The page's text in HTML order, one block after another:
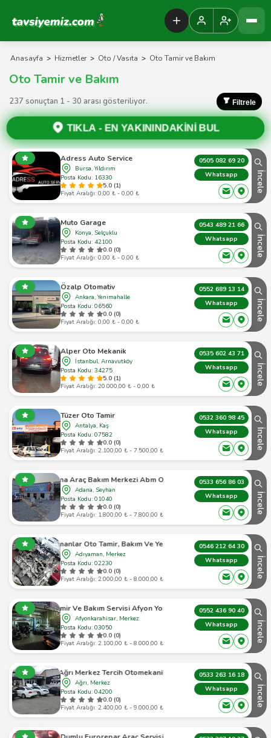
Tavsiyemiz Anasayfa
Anasayfa > Hizmetler > Oto / Vasıta > Oto Tamir ve Bakım
Oto Tamir ve Bakım
237 sonuçtan 1 - 30 arası gösteriliyor. Filtrele
TIKLA - EN YAKININDAKİNİ BUL
Adress Auto Service
Bursa, Yıldırım
Posta Kodu: 16330
5.0 (1)
Fiyat Aralığı: 0,00 ₺ - 0,00 ₺
0505 082 69 20
Whatsapp
İncele
Muto Garage
Konya, Selçuklu
Posta Kodu: 42100
0.0 (0)
Fiyat Aralığı: 0,00 ₺ - 0,00 ₺
0543 489 21 66
Whatsapp
İncele
Özalp Otomativ
Ankara, Yenimahalle
Posta Kodu: 06560
0.0 (0)
Fiyat Aralığı: 0,00 ₺ - 0,00 ₺
0552 689 13 14
Whatsapp
İncele
Alper Oto Mekanik
İstanbul, Arnavutköy
Posta Kodu: 34275
5.0 (1)
Fiyat Aralığı: 20.000,00 ₺ - 0,00 ₺
0535 602 43 71
Whatsapp
İncele
Tüzer Oto Tamir
Antalya, Kaş
Posta Kodu: 07582
0.0 (0)
Fiyat Aralığı: 2.100,00 ₺ - 7.500,00 ₺
0532 360 98 45
Whatsapp
İncele
Adana Araç Bakım Merkezi Abm Otomotiv
Adana, Seyhan
Posta Kodu: 01040
0.0 (0)
Fiyat Aralığı: 1.800,00 ₺ - 7.800,00 ₺
0533 656 86 03
Whatsapp
İncele
Özyamanlar Oto Tamir, Bakım Ve Yedek Parça
Adıyaman, Merkez
Posta Kodu: 02230
0.0 (0)
Fiyat Aralığı: 2.000,00 ₺ - 8.000,00 ₺
0546 212 64 30
Whatsapp
İncele
Ve Bakım Servisi Afyon Yol Yardım Afyon Tamirci
Afyonkarahisar, Merkez
Posta Kodu: 03050
0.0 (0)
Fiyat Aralığı: 2.100,00 ₺ - 8.000,00 ₺
0552 436 90 40
Whatsapp
İncele
Ağrı Merkez Tercih Otomekanik
Ağrı, Merkez
Posta Kodu: 04200
0.0 (0)
Fiyat Aralığı: 2.400,00 ₺ - 9.000,00 ₺
0533 263 16 18
Whatsapp
İncele